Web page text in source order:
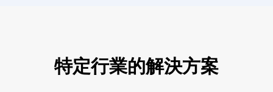
特定行業的解決方案